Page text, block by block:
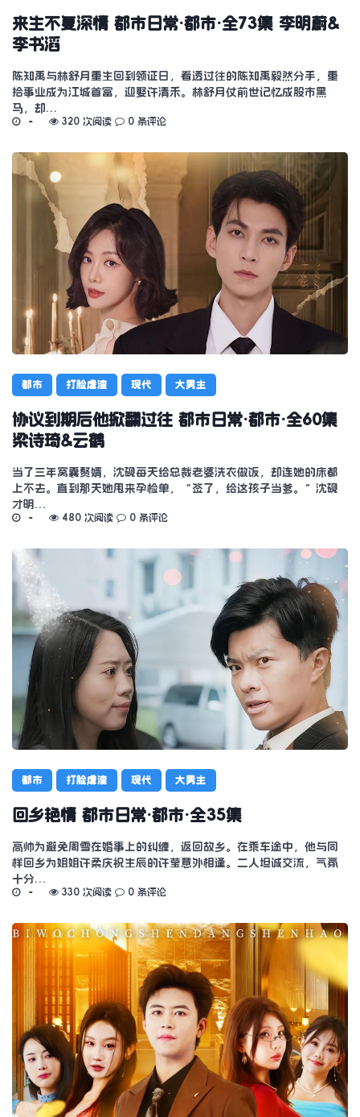
来生不复深情 都市日常·都市·全73集 李明蔚&
李书滔
陈知禹与林舒月重生回到领证日，看透过往的陈知禹毅然分手，重
拾事业成为江城首富，迎娶许清禾。林舒月仗前世记忆成股市黑
马，却…
320 次阅读 0 条评论
都市 打脸虐渣 现代 大男主
协议到期后他掀翻过往 都市日常·都市·全60集
梁诗琦&云鹤
当了三年窝囊赘婿，沈砚每天给总裁老婆洗衣做饭，却连她的床都
上不去。直到那天她甩来孕检单，“签了，给这孩子当爹。”沈砚
才明…
480 次阅读 0 条评论
都市 打脸虐渣 现代 大男主
回乡艳情 都市日常·都市·全35集
高帅为避免周雪在婚事上的纠缠，返回故乡。在乘车途中，他与同
样回乡为姐姐许柔庆祝生辰的许莹意外相逢。二人坦诚交流，气氛
十分…
330 次阅读 0 条评论